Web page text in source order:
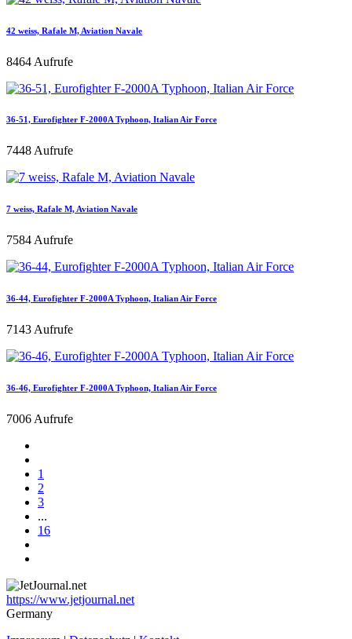
42 weiss, Rafale M, Aviation Navale
8464 Aufrufe
36-51, Eurofighter F-2000A Typhoon, Italian Air Force
7448 Aufrufe
7 weiss, Rafale M, Aviation Navale
7584 Aufrufe
36-44, Eurofighter F-2000A Typhoon, Italian Air Force
7143 Aufrufe
36-46, Eurofighter F-2000A Typhoon, Italian Air Force
7006 Aufrufe
1
2
3
...
16
https://www.jetjournal.net
Germany